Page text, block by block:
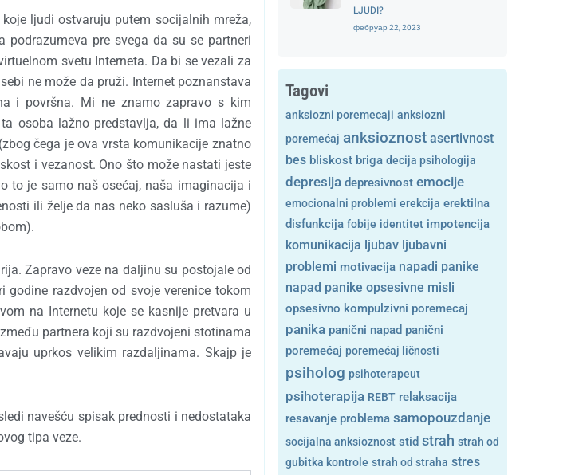
ljudi ostvaruju putem socijalnih mreža,
pre svega da su se partneri
svetu Interneta. Da bi se vezali za
ne može da pruži. Internet poznanstava
i površna. Mi ne znamo zapravo s kim
osoba lažno predstavlja, da li ima lažne
čega je ova vrsta komunikacije znatno
i vezanost. Ono što može nastati jeste
to je samo naš osećaj, naša imaginacija i
ili želje da nas neko sasluša i razume)
Zapravo veze na daljinu su postojale od
razdvojen od svoje verenice tokom
na Internetu koje se kasnije pretvara u
partnera koji su razdvojeni stotinama
uprkos velikim razdaljinama. Skajp je
navešću spisak prednosti i nedostataka
tipa veze.
LJUDI?
фебруар 22, 2023
Tagovi
anksiozni poremecaji anksiozni
poremećaj anksioznost asertivnost
bes bliskost briga decija psihologija
depresija depresivnost emocije
emocionalni problemi erekcija erektilna
disfunkcija fobije identitet impotencija
komunikacija ljubav ljubavni
problemi motivacija napadi panike
napad panike opsesivne misli
opsesivno kompulzivni poremecaj
panika panični napad panični
poremećaj poremećaj ličnosti
psiholog psihoterapeut
psihoterapija REBT relaksacija
resavanje problema samopouzdanje
socijalna anksioznost stid strah strah od
gubitka kontrole strah od straha stres